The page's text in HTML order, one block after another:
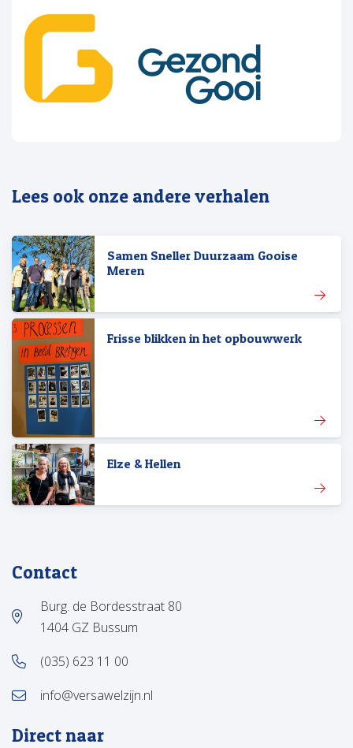
Lees ook onze andere verhalen
Samen Sneller Duurzaam Gooise
Meren
Frisse blikken in het opbouwwerk
Elze & Hellen
Contact
Burg. de Bordesstraat 80
1404 GZ Bussum
(035) 623 11 00
info@versawelzijn.nl
Direct naar